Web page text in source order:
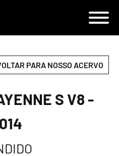
PARA NOSSO ACERVO
S V8 -